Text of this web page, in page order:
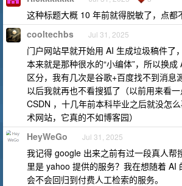
这种标题大概 10 年前就得脱敏了，点都
cooltechbs Jul 31, 2025
门户网站早就开始用 AI 生成垃圾稿件了
本来就是那种很水的“小编体”，所以换成
区分，我有几次是谷歌+百度找不到消息
以后我就再也不看搜狐了（以前用来看
CSDN ，十几年前本科毕业之后就没怎
术网站，它真的不如博客园）
HeyWeGo Jul 31, 2025
我记得 google 出来之前有过一段真人帮
里是 yahoo 提供的服务？我在想随着 AI
会不会回归到付费人工检索的服务。